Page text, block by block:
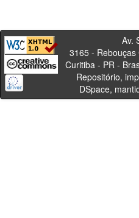
Av. Sete
3165 - Rebouças
Curitiba -
Repositório,
DSpace,